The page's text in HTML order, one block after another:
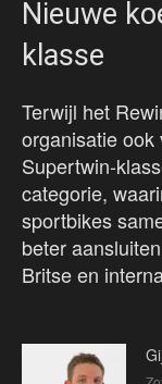
Nieuwe
klasse
Terwijl het
organisatie ook
Supertwin-
categorie,
sportbikes
beter
Britse en